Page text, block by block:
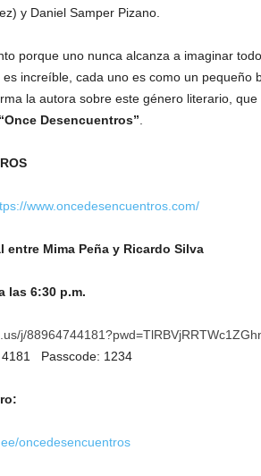
y Daniel Samper Pizano.
porque uno nunca alcanza a imaginar
increíble, cada uno es como un pequeño
la autora sobre este género literario,
“Once Desencuentros”
www.oncedesencuentros.com/
Mima Peña y Ricardo Silva
las 6:30 p.m.
j/
4181 Passcode: 1234
oncedesencuentros